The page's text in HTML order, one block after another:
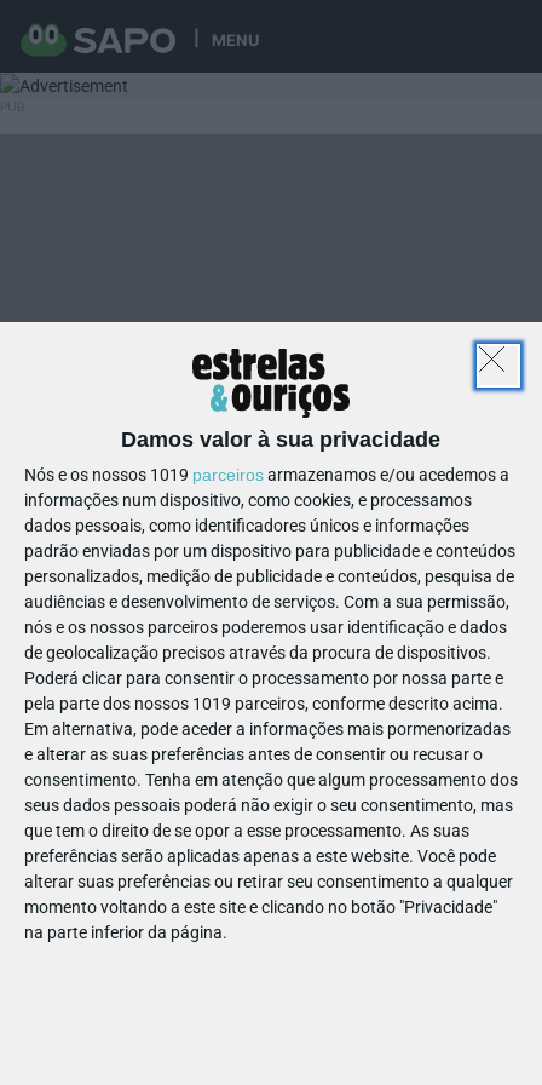
MENU
Damos valor à sua privacidade
Nós e os nossos 1019 parceirosarmazenamos e/ou acedemos a
informações num dispositivo, como cookies, e processamos
dados pessoais, como identificadores únicos e informações
padrão enviadas por um dispositivo para publicidade e conteúdos
personalizados, medição de publicidade e conteúdos, pesquisa de
audiências e desenvolvimento de serviços. Com a sua permissão,
nós e os nossos parceiros poderemos usar identificação e dados
de geolocalização precisos através da procura de dispositivos.
Poderá clicar para consentir o processamento por nossa parte e
pela parte dos nossos 1019 parceiros, conforme descrito acima.
Em alternativa, pode aceder a informações mais pormenorizadas
e alterar as suas preferências antes de consentir ou recusar o
consentimento. Tenha em atenção que algum processamento dos
seus dados pessoais poderá não exigir o seu consentimento, mas
que tem o direito de se opor a esse processamento. As suas
preferências serão aplicadas apenas a este website. Você pode
alterar suas preferências ou retirar seu consentimento a qualquer
momento voltando a este site e clicando no botão "Privacidade"
na parte inferior da página.
10
20506849273591